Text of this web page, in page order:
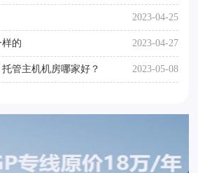
2023-04-25
的 2023-04-27
管主机机房哪家好？ 2023-05-08